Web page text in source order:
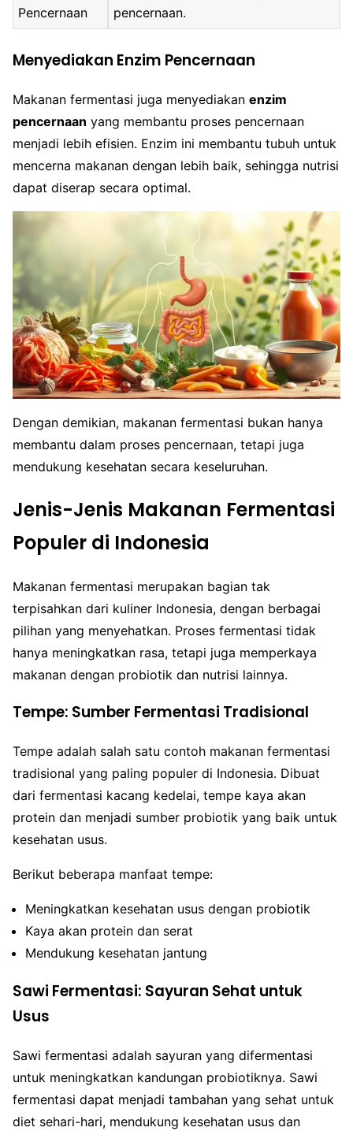
Pencernaan
pencernaan.
Menyediakan Enzim Pencernaan
Makanan fermentasi juga menyediakan enzim
pencernaan yang membantu proses pencernaan
menjadi lebih efisien. Enzim ini membantu tubuh untuk
mencerna makanan dengan lebih baik, sehingga nutrisi
dapat diserap secara optimal.
Dengan demikian, makanan fermentasi bukan hanya
membantu dalam proses pencernaan, tetapi juga
mendukung kesehatan secara keseluruhan.
Jenis-Jenis Makanan Fermentasi
Populer di Indonesia
Makanan fermentasi merupakan bagian tak
terpisahkan dari kuliner Indonesia, dengan berbagai
pilihan yang menyehatkan. Proses fermentasi tidak
hanya meningkatkan rasa, tetapi juga memperkaya
makanan dengan probiotik dan nutrisi lainnya.
Tempe: Sumber Fermentasi Tradisional
Tempe adalah salah satu contoh makanan fermentasi
tradisional yang paling populer di Indonesia. Dibuat
dari fermentasi kacang kedelai, tempe kaya akan
protein dan menjadi sumber probiotik yang baik untuk
kesehatan usus.
Berikut beberapa manfaat tempe:
Meningkatkan kesehatan usus dengan probiotik
Kaya akan protein dan serat
Mendukung kesehatan jantung
Sawi Fermentasi: Sayuran Sehat untuk
Usus
Sawi fermentasi adalah sayuran yang difermentasi
untuk meningkatkan kandungan probiotiknya. Sawi
fermentasi dapat menjadi tambahan yang sehat untuk
diet sehari-hari, mendukung kesehatan usus dan